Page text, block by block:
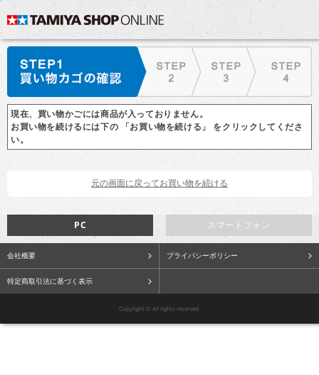
現在、買い物かごには商品が入っておりません。
お買い物を続けるには下の 「お買い物を続ける」 をクリックしてくださ
い。
スマートフォン
PC
会社概要 プライバシーポリシー
特定商取引法に基づく表示
Copyright © All rights reserved.